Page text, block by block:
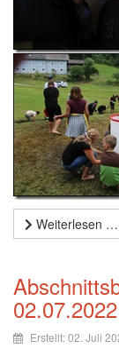
Weiterlesen …
02.07.2022
Erstellt: 02. Juli